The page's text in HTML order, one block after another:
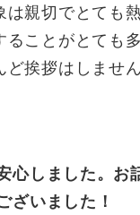
は親切でとても
ることがとても
ど挨拶はしませ
心しました。お
ざいました！